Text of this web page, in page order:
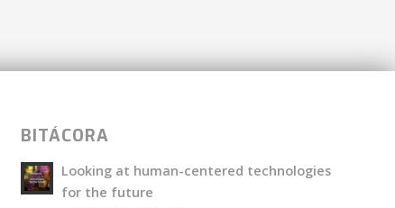
BITÁCORA
Looking at human-centered technologies
for the future